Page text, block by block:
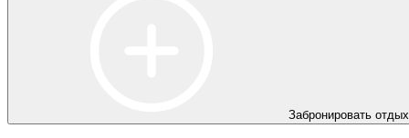
Забронировать отдых